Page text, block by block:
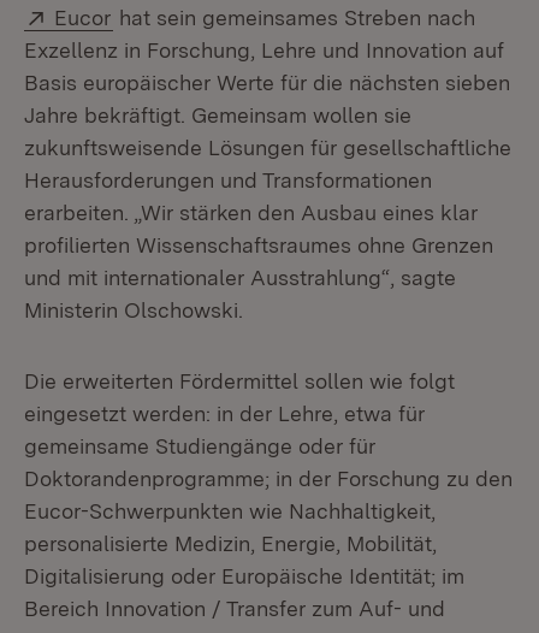
Extern:
Eucor (Öffnet in neuem Fenster)
hat sein gemeinsames Streben nach
Exzellenz in Forschung, Lehre und Innovation auf
Basis europäischer Werte für die nächsten sieben
Jahre bekräftigt. Gemeinsam wollen sie
zukunftsweisende Lösungen für gesellschaftliche
Herausforderungen und Transformationen
erarbeiten. „Wir stärken den Ausbau eines klar
profilierten Wissenschaftsraumes ohne Grenzen
und mit internationaler Ausstrahlung“, sagte
Ministerin Olschowski.
Die erweiterten Fördermittel sollen wie folgt
eingesetzt werden: in der Lehre, etwa für
gemeinsame Studiengänge oder für
Doktorandenprogramme; in der Forschung zu den
Eucor-Schwerpunkten wie Nachhaltigkeit,
personalisierte Medizin, Energie, Mobilität,
Digitalisierung oder Europäische Identität; im
Bereich Innovation / Transfer zum Auf- und